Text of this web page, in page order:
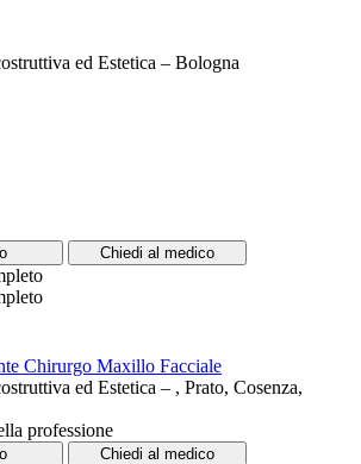
ed Estetica – Bologna
Chiedi al medico
Chirurgo Maxillo Facciale
ed Estetica – , Prato, Cosenza,
professione
Chiedi al medico